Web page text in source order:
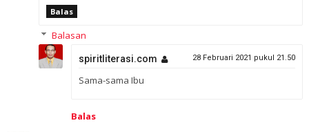
Balas
Balasan
spiritliterasi.com 28 Februari 2021 pukul 21.50
Sama-sama Ibu
Balas